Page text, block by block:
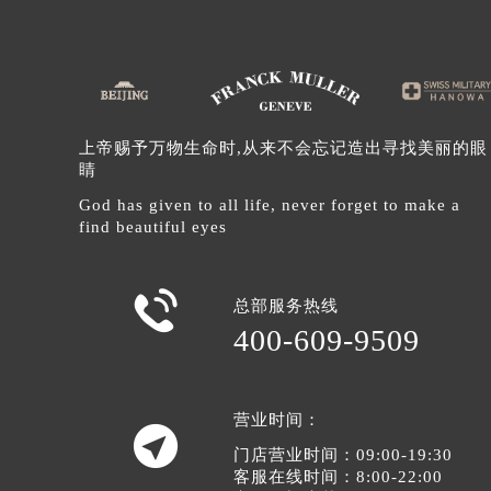
河北省保定市竞秀区朝阳北大街北
内蒙古自治区阿拉善盟市左旗土尔
内蒙古自治区巴彦淖尔市临河区新华
内蒙古自治区赤峰市红山区哈达街法
内蒙古自治区鄂尔多斯市东胜区伊金
内蒙古自治区乌兰察布市集宁区恩
内蒙古自治区兴安盟市乌兰浩特市
山西省大同市平城区迎宾街法穆兰售
山西省晋城市城区黄华街法穆兰售后
上帝赐予万物生命时,从来不会忘记造出寻找美丽的眼
睛
God has given to all life, never forget to make a
find beautiful eyes
 总部服务热线
400-609-9509

营业时间：
门店营业时间：09:00-19:30
客服在线时间：8:00-22:00